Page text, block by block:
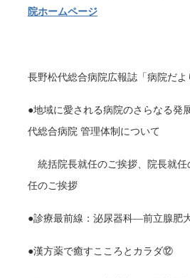
院ホームページ
長野松代総合病院広報誌「病院だ
●地域に愛される病院のさらなる発
代総合病院 管理体制について
統括院長就任のご挨拶、院長就任
任のご挨拶
●診療最前線：泌尿器科―前立腺肥
●漢方薬で癒すこころとカラダ⑫